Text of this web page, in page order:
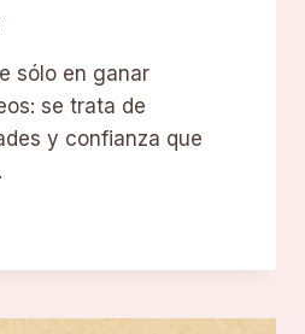
sólo en ganar
se trata de
y confianza que